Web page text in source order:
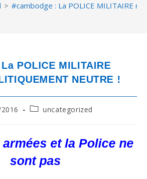
> #cambodge : La POLICE MILITAIRE
POLICE MILITAIRE
NEUTRE !
Postuncategorized
et la Police ne
sont pas